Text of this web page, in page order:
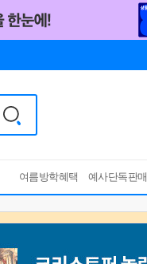
여름방학혜택 예사단독판매